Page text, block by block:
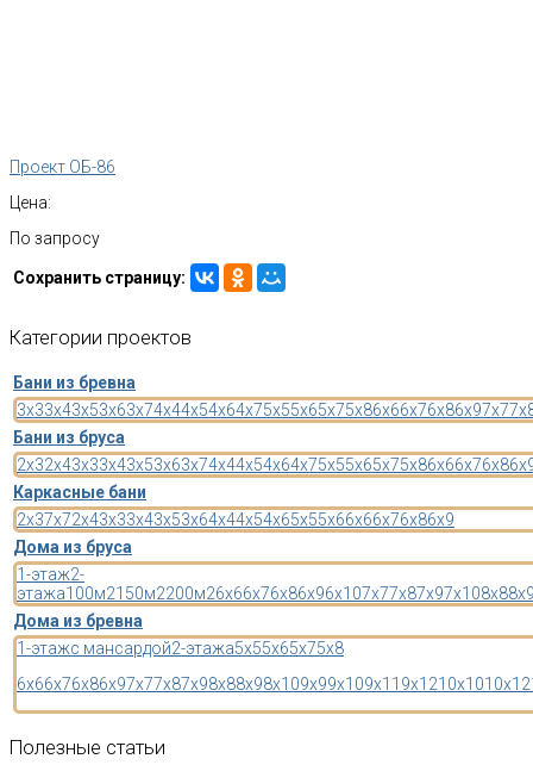
Проект ОБ-86
Цена:
По запросу
Сохранить страницу:
Категории проектов
Бани из бревна
3x33x43x53x63x74x44x54x64x75x55x65x75x86x66x76x86x97x7
Бани из бруса
2x32x43x33x43x53x63x74x44x54x64x75x55x65x75x86x66x76x8
Каркасные бани
2x37x72x43x33x43x53x64x44x54x65x55x66x66x76x86x9
Дома из бруса
1-этаж2-
этажа100м2150м2200м26x66x76x86x96x107x77x87x97x108x8
Дома из бревна
1-этажс мансардой2-этажа5x55x65x75x8
6x66x76x86x97x77x87x98x88x98x109x99x109x11 9x1210x1010x12
Полезные статьи